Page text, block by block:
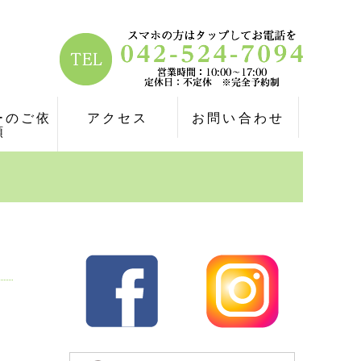
のご依
アクセス お問い合わせ